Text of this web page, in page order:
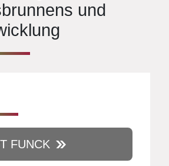
und
FUNCK